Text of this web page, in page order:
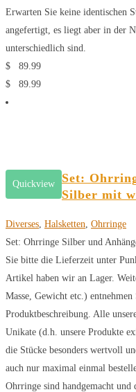
Erwarten Sie keine identischen
angefertigt, es liegt aber in der
unterschiedlich sind.
$
89.99
$
89.99
Quickview
Set:
Silber mit
Diverses, Halsketten, Ohrringe
Set: Ohrringe Silber und
Sie bitte die Lieferzeit unter
Artikel haben wir an Lager.
Masse, Gewicht etc.)
Produktbeschreibung. Alle
Unikate (d.h. unsere Produkte
die Stücke besonders wertvoll
auch nur maximal einmal
Ohrringe sind handgemacht